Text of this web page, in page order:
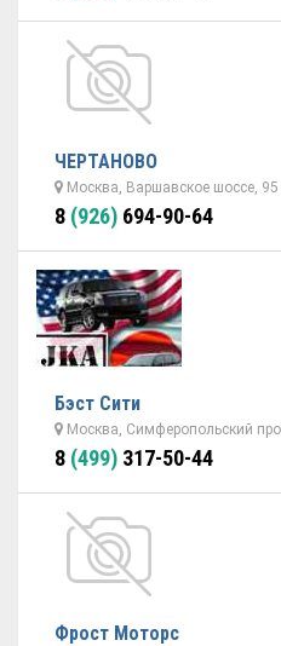
ЧЕРТАНОВО
Москва, Варшавское шоссе, 95
8 (926) 694-90-64
Бэст Сити
Москва, Симферопольский
8 (499) 317-50-44
Фрост Моторс